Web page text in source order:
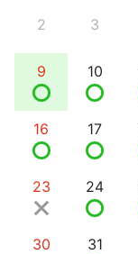
2 3
9 10
16 17
23 24
30 31